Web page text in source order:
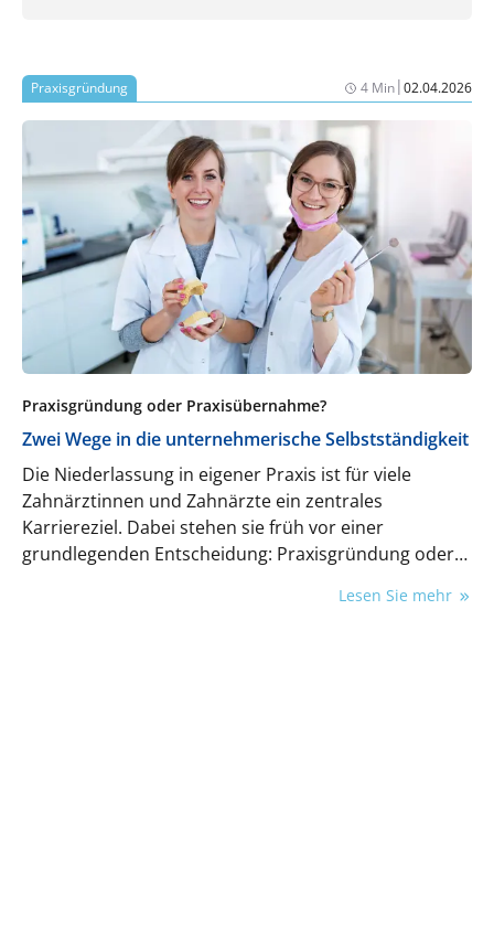
Mitarbeitenden abhängt.
Praxisgründung 4 Min|02.04.2026
Praxisgründung oder Praxisübernahme?
Zwei Wege in die unternehmerische Selbstständigkeit
Die Niederlassung in eigener Praxis ist für viele
Zahnärztinnen und Zahnärzte ein zentrales
Karriereziel. Dabei stehen sie früh vor einer
grundlegenden Entscheidung: Praxisgründung oder
bieten Chancen, bergen jedoch auch wirtschaftliche
Lesen Sie mehr